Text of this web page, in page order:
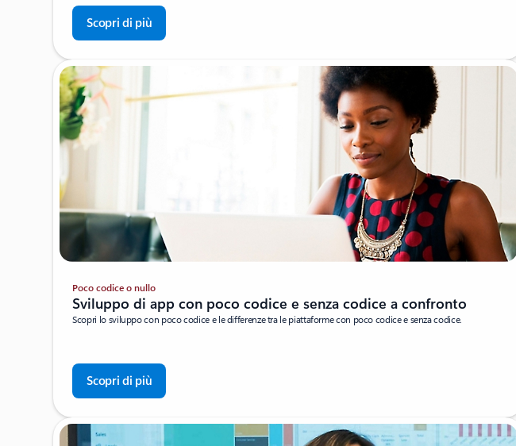
Scopri di più
Poco codice o nullo
Sviluppo di app con poco codice e senza codice a confronto
Scopri lo sviluppo con poco codice e le differenze tra le piattaforme con poco codice e senza codice.
Scopri di più